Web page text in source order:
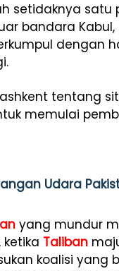
setidaknya satu
bandara
dengan
tentang
memulai
Udara
yang mundur
Taliban
koalisi yang